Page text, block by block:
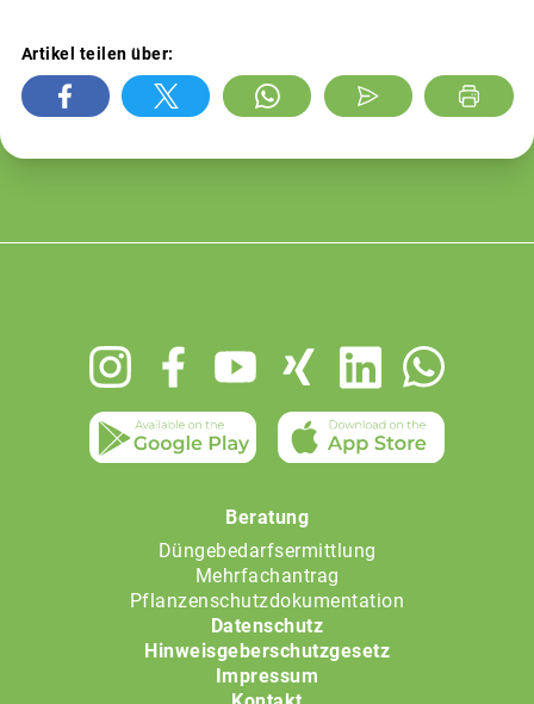
Artikel teilen über:
Beratung
Düngebedarfsermittlung
Mehrfachantrag
Pflanzenschutzdokumentation
Datenschutz
Hinweisgeberschutzgesetz
Impressum